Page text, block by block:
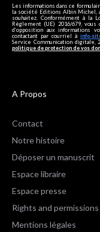
Les informations dans ce
la société Editions Albin
souhaitez. Conformément à la
Règlement (UE) 2016/679,
d’opposition aux informations
contactant par courriel à info-
Service Communication digitale,
politique de protection de vos
A Propos
Contact
Notre histoire
Déposer un manuscrit
Espace libraire
Espace presse
Rights and permissions
Mentions légales